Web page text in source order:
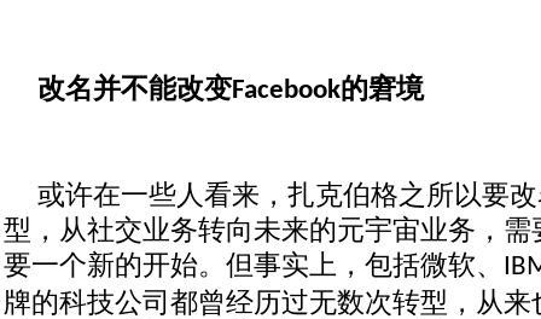
改名并不能改变Facebook的窘境
或许在一些人看来，扎克伯格之所以要
型，从社交业务转向未来的元宇宙业务，
要一个新的开始。但事实上，包括微软、
牌的科技公司都曾经历过无数次转型，从